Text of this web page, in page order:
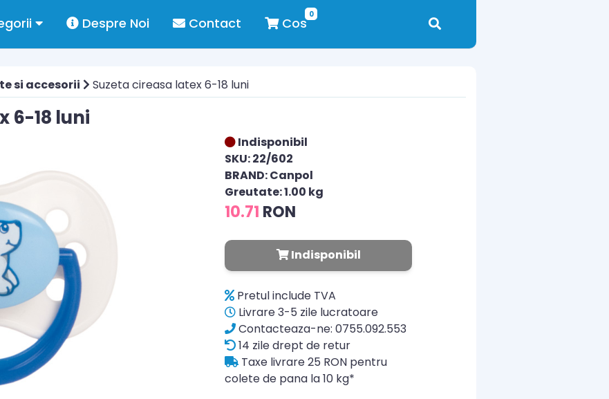
Despre Noi Contact
0
Cos
si accesorii Suzeta cireasa latex 6-18 luni
6-18 luni
Indisponibil
SKU: 22/602
BRAND: Canpol
Greutate: 1.00 kg
10.71 RON
Indisponibil
Pretul include TVA
Livrare 3-5 zile lucratoare
Contacteaza-ne: 0755.092.553
14 zile drept de retur
Taxe livrare 25 RON pentru
colete de pana la 10 kg*